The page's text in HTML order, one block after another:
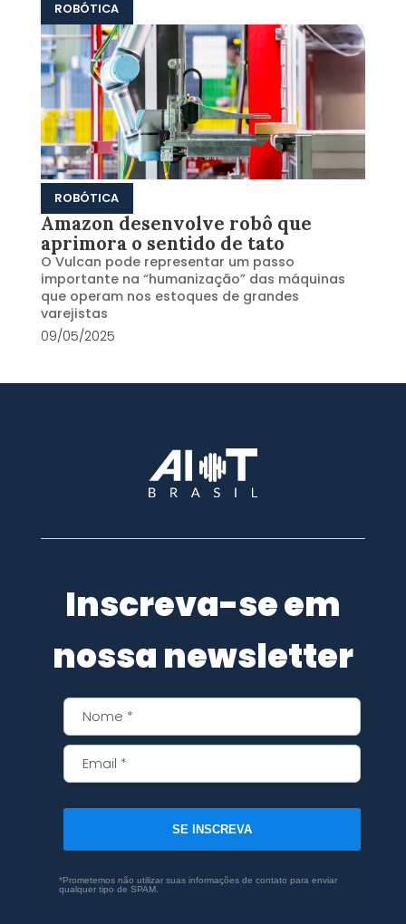
ROBÓTICA
ROBÓTICA
Amazon desenvolve robô que
aprimora o sentido de tato
O Vulcan pode representar um passo
importante na “humanização” das máquinas
que operam nos estoques de grandes
varejistas
09/05/2025
Inscreva-se em
nossa newsletter
SE INSCREVA
*Prometemos não utilizar suas informações de contato para enviar
qualquer tipo de SPAM.